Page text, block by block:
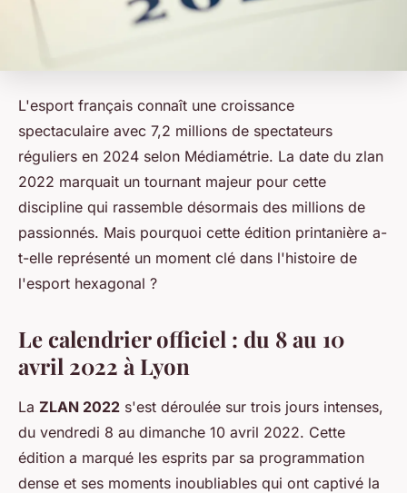
L'esport français connaît une croissance
spectaculaire avec 7,2 millions de spectateurs
réguliers en 2024 selon Médiamétrie. La date du zlan
2022 marquait un tournant majeur pour cette
discipline qui rassemble désormais des millions de
passionnés. Mais pourquoi cette édition printanière a-
t-elle représenté un moment clé dans l'histoire de
l'esport hexagonal ?
Le calendrier officiel : du 8 au 10
avril 2022 à Lyon
La ZLAN 2022 s'est déroulée sur trois jours intenses,
du vendredi 8 au dimanche 10 avril 2022. Cette
édition a marqué les esprits par sa programmation
dense et ses moments inoubliables qui ont captivé la